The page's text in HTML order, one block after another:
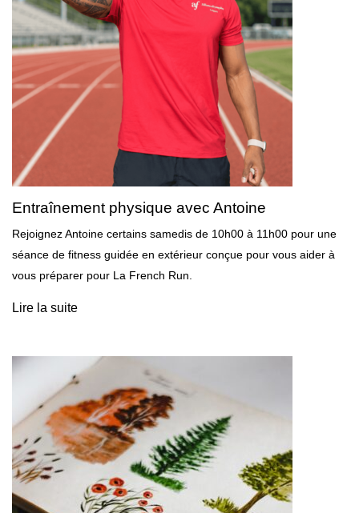
Entraînement physique avec Antoine
Rejoignez Antoine certains samedis de 10h00 à 11h00 pour une
séance de fitness guidée en extérieur conçue pour vous aider à
vous préparer pour La French Run.
Lire la suite